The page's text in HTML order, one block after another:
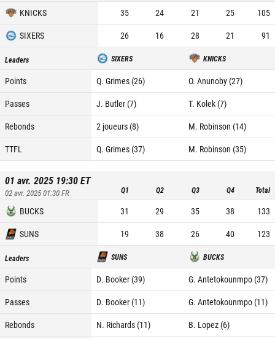
KNICKS 35 24 21 25
105
SIXERS
26 16 28 21 91
Leaders SIXERS KNICKS
Points Q. Grimes (26)
O. Anunoby (27)
Passes
J. Butler (7)
T. Kolek (7)
Rebonds
2 joueurs (8)
M. Robinson (14)
TTFL
Q. Grimes (37) M. Robinson (35)
01 avr. 2025 19:30ET
02 avr. 2025 01:30FR Q1 Q2 Q3 Q4 Total
BUCKS 31 29 35 38
133
SUNS
19 38 26 40 123
Leaders SUNS BUCKS
Points D. Booker (39)
G. Antetokounmpo (37)
Passes
D. Booker (11)
G. Antetokounmpo (11)
Rebonds
N. Richards (11)
B. Lopez (6)